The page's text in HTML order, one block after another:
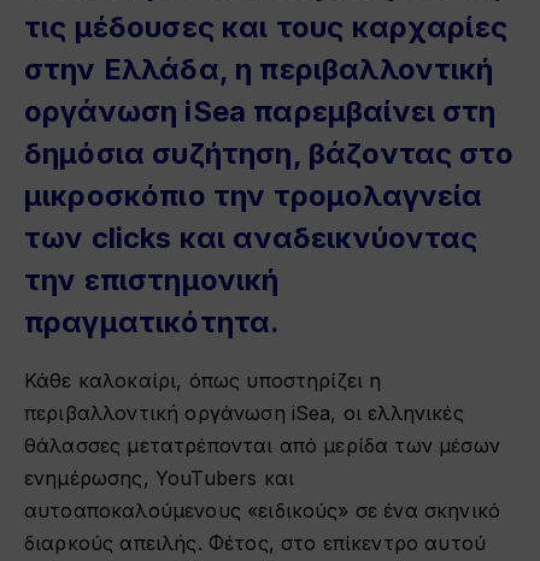
τις μέδουσες και τους καρχαρίες
στην Ελλάδα, η περιβαλλοντική
οργάνωση iSea παρεμβαίνει στη
δημόσια συζήτηση, βάζοντας στο
μικροσκόπιο την τρομολαγνεία
των clicks και αναδεικνύοντας
την επιστημονική
πραγματικότητα.
Κάθε καλοκαίρι, όπως υποστηρίζει η
περιβαλλοντική οργάνωση iSea, οι ελληνικές
θάλασσες μετατρέπονται από μερίδα των μέσων
ενημέρωσης, YouTubers και
αυτοαποκαλούμενους «ειδικούς» σε ένα σκηνικό
διαρκούς απειλής. Φέτος, στο επίκεντρο αυτού